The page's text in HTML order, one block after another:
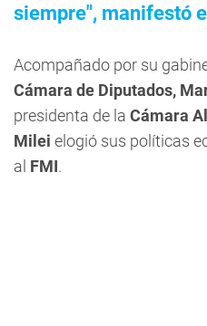
siempre", manifestó
Acompañado por su
Cámara de Diputados,
presidenta de la Cámara
Milei elogió sus políticas
al FMI.